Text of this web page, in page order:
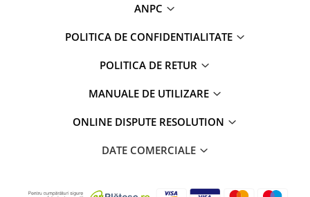
ANPC
POLITICA DE CONFIDENTIALITATE
POLITICA DE RETUR
MANUALE DE UTILIZARE
ONLINE DISPUTE RESOLUTION
DATE COMERCIALE